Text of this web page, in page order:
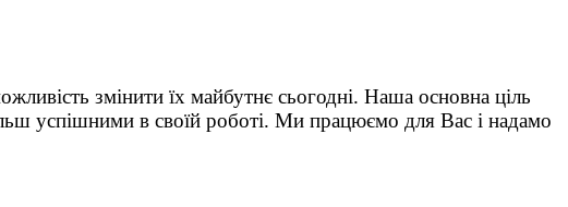
змінити їх майбутнє сьогодні. Наша основна ціль
успішними в своїй роботі. Ми працюємо для Вас і надамо